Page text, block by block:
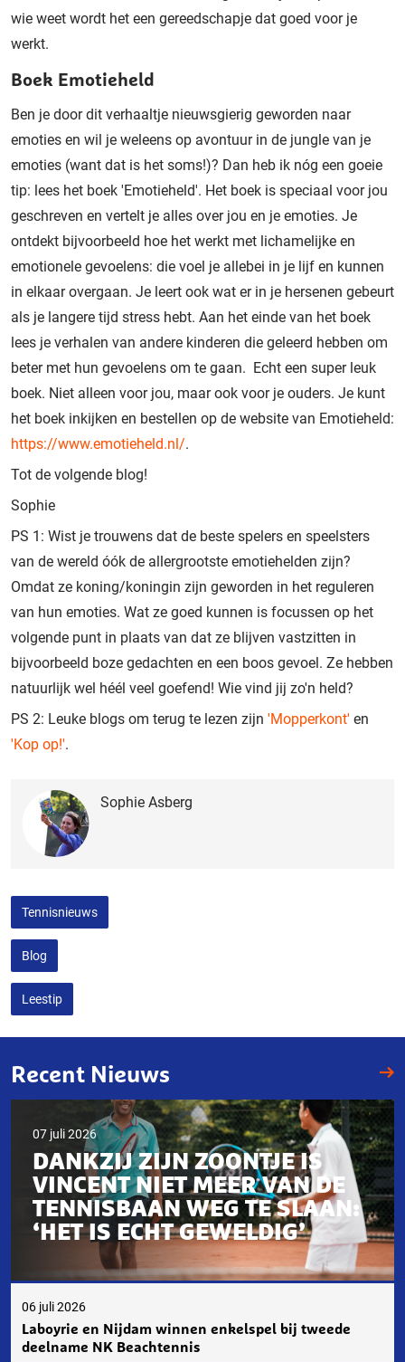
wie weet wordt het een gereedschapje dat goed voor je
werkt.
Boek Emotieheld
Ben je door dit verhaaltje nieuwsgierig geworden naar
emoties en wil je weleens op avontuur in de jungle van je
emoties (want dat is het soms!)? Dan heb ik nóg een goeie
tip: lees het boek 'Emotieheld'. Het boek is speciaal voor jou
geschreven en vertelt je alles over jou en je emoties. Je
ontdekt bijvoorbeeld hoe het werkt met lichamelijke en
emotionele gevoelens: die voel je allebei in je lijf en kunnen
in elkaar overgaan. Je leert ook wat er in je hersenen gebeurt
als je langere tijd stress hebt. Aan het einde van het boek
lees je verhalen van andere kinderen die geleerd hebben om
beter met hun gevoelens om te gaan. Echt een super leuk
boek. Niet alleen voor jou, maar ook voor je ouders. Je kunt
het boek inkijken en bestellen op de website van Emotieheld:
https://www.emotieheld.nl/.
Tot de volgende blog!
Sophie
PS 1: Wist je trouwens dat de beste spelers en speelsters
van de wereld óók de allergrootste emotiehelden zijn?
Omdat ze koning/koningin zijn geworden in het reguleren
van hun emoties. Wat ze goed kunnen is focussen op het
volgende punt in plaats van dat ze blijven vastzitten in
bijvoorbeeld boze gedachten en een boos gevoel. Ze hebben
natuurlijk wel héél veel goefend! Wie vind jij zo'n held?
PS 2: Leuke blogs om terug te lezen zijn 'Mopperkont' en
'Kop op!'.
Sophie Asberg
Tennisnieuws
Blog
Leestip
Recent Nieuws
07 juli 2026
DANKZIJ ZIJN ZOONTJE IS
VINCENT NIET MEER VAN DE
TENNISBAAN WEG TE SLAAN:
‘HET IS ECHT GEWELDIG’
06 juli 2026
Laboyrie en Nijdam winnen enkelspel bij tweede
deelname NK Beachtennis